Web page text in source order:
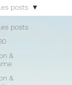
posts
&
&
posts